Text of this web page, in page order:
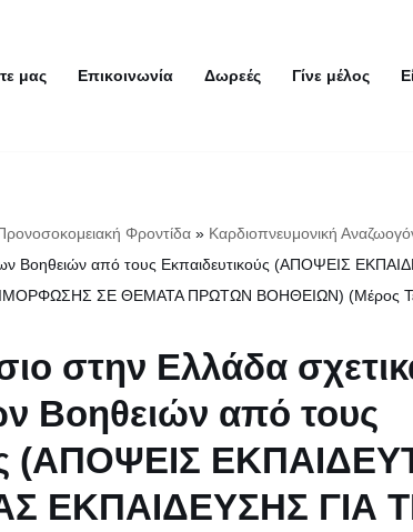
μας Επικοινωνία Δωρεές Γίνε μέλος
Φροντίδα » Καρδιοπνευμονική
Βοηθειών από τους Εκπαιδευτικούς (ΑΠΟΨΕΙΣ
ΣΕ ΘΕΜΑΤΑ ΠΡΩΤΩΝ ΒΟΗΘΕΙΩΝ) (Μέρος
στην Ελλάδα
Βοηθειών από τους
(ΑΠΟΨΕΙΣ
ΕΚΠΑΙΔΕΥΣΗΣ ΓΙΑ